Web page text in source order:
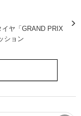
ヤ「GRAND PRIX
ション